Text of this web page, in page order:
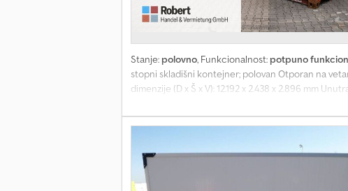
Stanje: polovno, Funkcionalnost: potpuno
stopni skladišni kontejner; polovan Otporan na
dimenzije (D x Š x V): 12.192 x 2.438 x 2.896 mm
Konstrukcija kontejnera: Čelična ram konstrukcija
Zidovi od profilisanog čeličnog lima debljine 2 mm
ventilaciona otvora na bočnim zidovima ispod
debljine 28 mm Vodootporna izgradnja po ISO
poslovnom prostoru u 48465 Schüttorf.